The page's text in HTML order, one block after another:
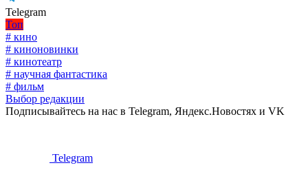
Telegram
Топ
# кино
# киноновинки
# кинотеатр
# научная фантастика
# фильм
Выбор редакции
Подписывайтесь на нас в Telegram, Яндекс.Новостях и VK
Telegram